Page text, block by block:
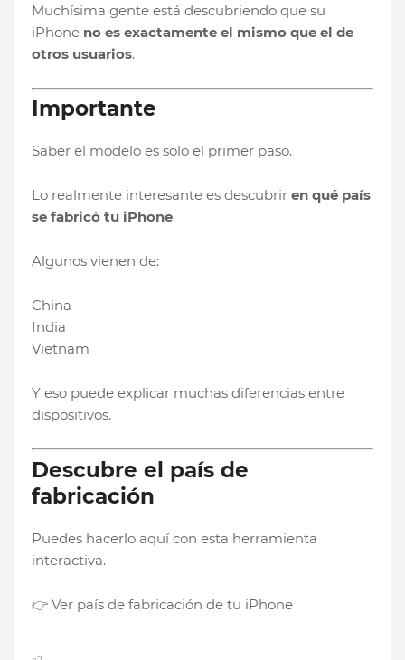
Muchísima gente está descubriendo que su
iPhone no es exactamente el mismo que el de
otros usuarios.
Importante
Saber el modelo es solo el primer paso.
Lo realmente interesante es descubrir en qué país
se fabricó tu iPhone.
Algunos vienen de:
China
India
Vietnam
Y eso puede explicar muchas diferencias entre
dispositivos.
Descubre el país de
fabricación
Puedes hacerlo aquí con esta herramienta
interactiva.
👉 Ver país de fabricación de tu iPhone